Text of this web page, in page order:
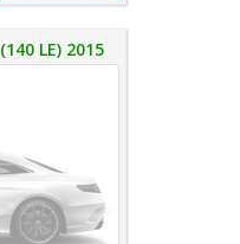
(140 LE) 2015